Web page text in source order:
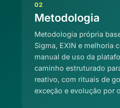
02
Metodologia
Metodologia própria
Sigma, EXIN e melhoria
manual de uso da
caminho estruturado
reativo, com rituais de
exceção e evolução por